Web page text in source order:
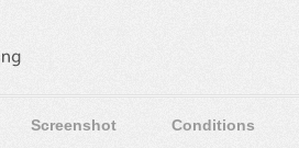
Screenshot Conditions